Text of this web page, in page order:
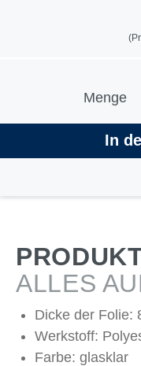
Menge
In
ALLES
Dicke der Folie:
Werkstoff:
Farbe: glasklar